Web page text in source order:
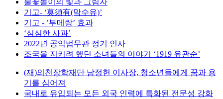
불꽃놀이의 빛과 그림자
기고- ‘莫須有(막수유)’
기고 - ’부메랑’ 효과
‘심심한 사과’
2022년 공익법무관 정기 인사
조국을 지키려 했던 소녀들의 이야기 ‘1919 유관순’
(재)의천장학재단 남정헌 이사장, 청소년들에게 꿈과 용
기를 심어져
국내로 유입되는 모든 외국 인력에 특화된 전문성 강화